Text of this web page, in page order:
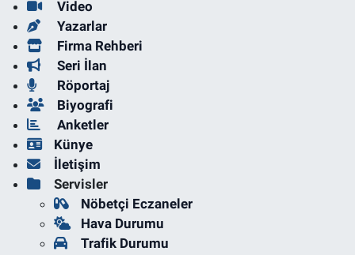
Video
Yazarlar
Firma Rehberi
Seri İlan
Röportaj
Biyografi
Anketler
Künye
İletişim
Servisler
Nöbetçi Eczaneler
Hava Durumu
Trafik Durumu